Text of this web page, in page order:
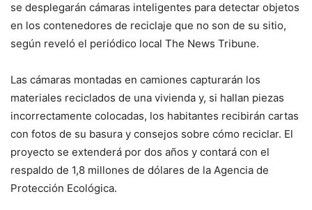
se desplegarán cámaras inteligentes para detectar objetos
en los contenedores de reciclaje que no son de su sitio,
según reveló el periódico local The News Tribune.
Las cámaras montadas en camiones capturarán los
materiales reciclados de una vivienda y, si hallan piezas
incorrectamente colocadas, los habitantes recibirán cartas
con fotos de su basura y consejos sobre cómo reciclar. El
proyecto se extenderá por dos años y contará con el
respaldo de 1,8 millones de dólares de la Agencia de
Protección Ecológica.